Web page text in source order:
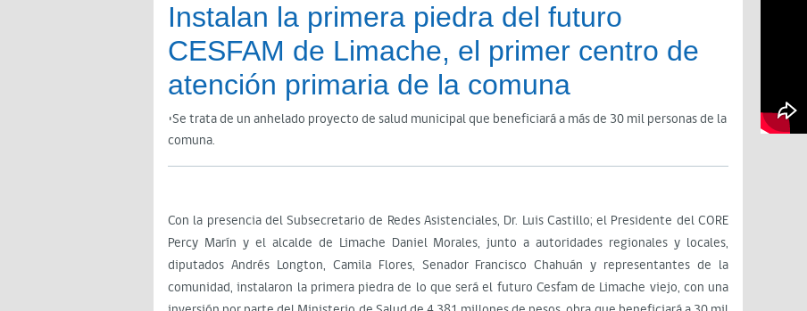
Instalan la primera piedra del futuro
CESFAM de Limache, el primer centro de
atención primaria de la comuna
•Se trata de un anhelado proyecto de salud municipal que beneficiará a más de 30 mil personas de la
comuna.
Con la presencia del Subsecretario de Redes Asistenciales, Dr. Luis Castillo; el Presidente del CORE
Percy Marín y el alcalde de Limache Daniel Morales, junto a autoridades regionales y locales,
diputados Andrés Longton, Camila Flores, Senador Francisco Chahuán y representantes de la
comunidad, instalaron la primera piedra de lo que será el futuro Cesfam de Limache viejo, con una